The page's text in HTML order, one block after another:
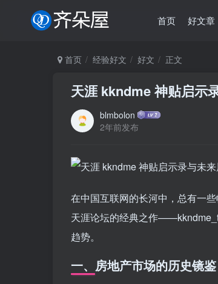
首页 好文章
首页 经验好文 好文 正文
天涯 kkndme 神贴启示
blmbolon
2年前发布
在中国互联网的长河中，总有一
天涯论坛的经典之作
趋势。
一、房地产市场的历史镜鉴